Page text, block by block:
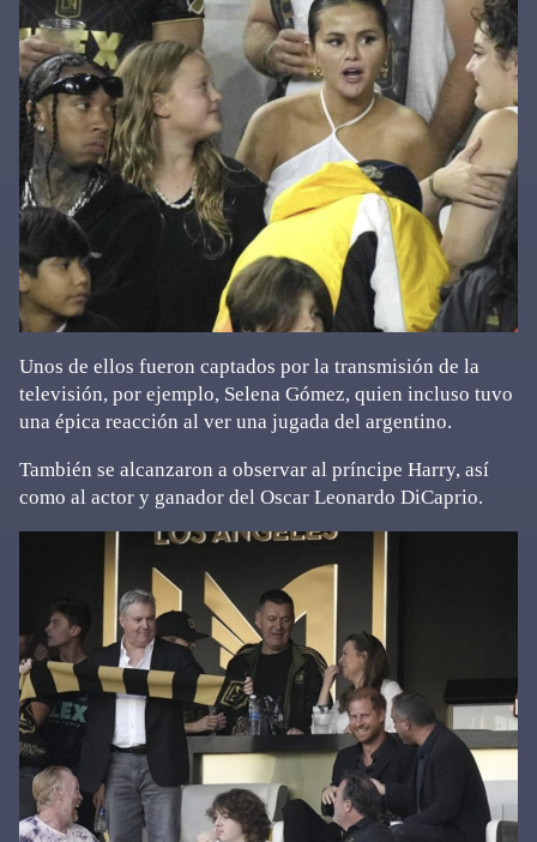
Unos de ellos fueron captados por la transmisión de la
televisión, por ejemplo, Selena Gómez, quien incluso tuvo
una épica reacción al ver una jugada del argentino.
También se alcanzaron a observar al príncipe Harry, así
como al actor y ganador del Oscar Leonardo DiCaprio.